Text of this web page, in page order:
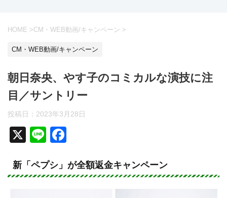
HOME >CM・WEB動画/キャンペーン >
CM・WEB動画/キャンペーン
朝日奈央、やす子のコミカルな演技に注
目／サントリー
投稿日： 2023年3月28日
X
Li
e
c
e
新「ペプシ」が全額返金キャンペーン